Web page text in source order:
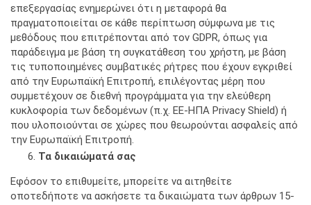
επεξεργασίας ενημερώνει ότι η μεταφορά θα
πραγματοποιείται σε κάθε περίπτωση σύμφωνα με τις
μεθόδους που επιτρέπονται από τον GDPR, όπως για
παράδειγμα με βάση τη συγκατάθεση του χρήστη, με βάση
τις τυποποιημένες συμβατικές ρήτρες που έχουν εγκριθεί
από την Ευρωπαϊκή Επιτροπή, επιλέγοντας μέρη που
συμμετέχουν σε διεθνή προγράμματα για την ελεύθερη
κυκλοφορία των δεδομένων (π.χ. ΕΕ-ΗΠΑ Privacy Shield) ή
που υλοποιούνται σε χώρες που θεωρούνται ασφαλείς από
την Ευρωπαϊκή Επιτροπή.
Τα δικαιώματά σας
Εφόσον το επιθυμείτε, μπορείτε να αιτηθείτε
οποτεδήποτε να ασκήσετε τα δικαιώματα των άρθρων 15-